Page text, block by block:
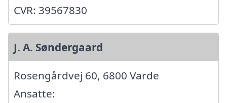
CVR: 39567830
J. A. Søndergaard
Rosengårdvej 60, 6800 Varde
Ansatte: